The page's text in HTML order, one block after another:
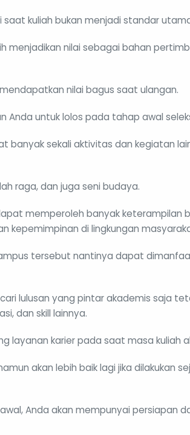
kuliah bukan menjadi standar
menjadikan nilai sebagai bahan
nilai bagus saat ulangan.
untuk lolos pada tahap awal
banyak sekali aktivitas dan kegiatan
raga, dan juga seni budaya.
memperoleh banyak keterampilan
kepemimpinan di lingkungan
tersebut nantinya dapat
lulusan yang pintar akademis saja
dan skill lainnya.
layanan karier pada saat masa kuliah
akan lebih baik lagi jika dilakukan
Anda akan mempunyai persiapan